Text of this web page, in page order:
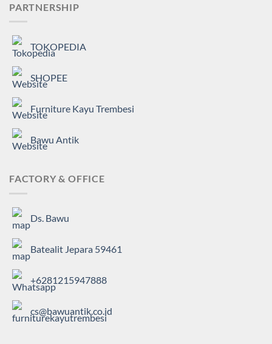
PARTNERSHIP
TOKOPEDIA
SHOPEE
Furniture Kayu Trembesi
Bawu Antik
FACTORY & OFFICE
Ds. Bawu
Batealit Jepara 59461
+6281215947888
cs@bawuantik.co.id